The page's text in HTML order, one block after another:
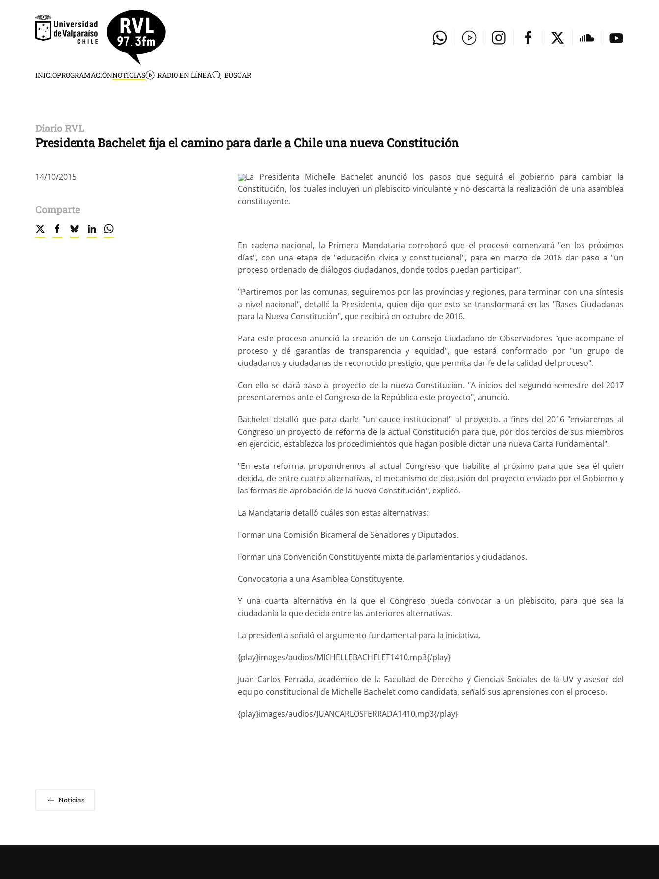
Skip to main content
INICIOPROGRAMACIÓNNOTICIAS RADIO EN LÍNEA BUSCAR
Diario RVL
Presidenta Bachelet fija el camino para darle a Chile una nueva Constitución
14/10/2015
Comparte
La Presidenta Michelle Bachelet anunció los pasos que seguirá el gobierno para cambiar la
Constitución, los cuales incluyen un plebiscito vinculante y no descarta la realización de una asamblea
constituyente.
En cadena nacional, la Primera Mandataria corroboró que el procesó comenzará "en los próximos
días", con una etapa de "educación cívica y constitucional", para en marzo de 2016 dar paso a "un
proceso ordenado de diálogos ciudadanos, donde todos puedan participar".
"Partiremos por las comunas, seguiremos por las provincias y regiones, para terminar con una síntesis
a nivel nacional", detalló la Presidenta, quien dijo que esto se transformará en las "Bases Ciudadanas
para la Nueva Constitución", que recibirá en octubre de 2016.
Para este proceso anunció la creación de un Consejo Ciudadano de Observadores "que acompañe el
proceso y dé garantías de transparencia y equidad", que estará conformado por "un grupo de
ciudadanos y ciudadanas de reconocido prestigio, que permita dar fe de la calidad del proceso".
Con ello se dará paso al proyecto de la nueva Constitución. "A inicios del segundo semestre del 2017
presentaremos ante el Congreso de la República este proyecto", anunció.
Bachelet detalló que para darle "un cauce institucional" al proyecto, a fines del 2016 "enviaremos al
Congreso un proyecto de reforma de la actual Constitución para que, por dos tercios de sus miembros
en ejercicio, establezca los procedimientos que hagan posible dictar una nueva Carta Fundamental".
"En esta reforma, propondremos al actual Congreso que habilite al próximo para que sea él quien
decida, de entre cuatro alternativas, el mecanismo de discusión del proyecto enviado por el Gobierno y
las formas de aprobación de la nueva Constitución", explicó.
La Mandataria detalló cuáles son estas alternativas:
Formar una Comisión Bicameral de Senadores y Diputados.
Formar una Convención Constituyente mixta de parlamentarios y ciudadanos.
Convocatoria a una Asamblea Constituyente.
Y una cuarta alternativa en la que el Congreso pueda convocar a un plebiscito, para que sea la
ciudadanía la que decida entre las anteriores alternativas.
La presidenta señaló el argumento fundamental para la iniciativa.
{play}images/audios/MICHELLEBACHELET1410.mp3{/play}
Juan Carlos Ferrada, académico de la Facultad de Derecho y Ciencias Sociales de la UV y asesor del
equipo constitucional de Michelle Bachelet como candidata, señaló sus aprensiones con el proceso.
{play}images/audios/JUANCARLOSFERRADA1410.mp3{/play}
Noticias